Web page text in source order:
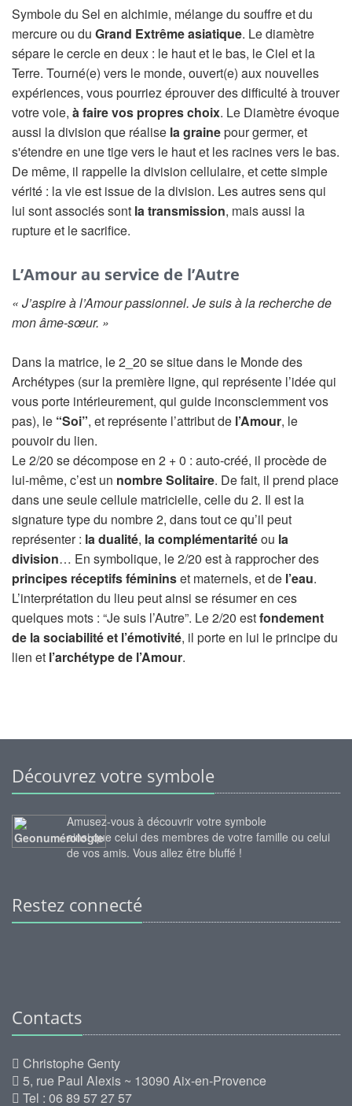
Symbole du Sel en alchimie, mélange du souffre et du
mercure ou du Grand Extrême asiatique. Le diamètre
sépare le cercle en deux : le haut et le bas, le Ciel et la
Terre. Tourné(e) vers le monde, ouvert(e) aux nouvelles
expériences, vous pourriez éprouver des difficulté à trouver
votre voie, à faire vos propres choix. Le Diamètre évoque
aussi la division que réalise la grainepour germer, et
s'étendre en une tige vers le haut et les racines vers le bas.
De même, il rappelle la division cellulaire, et cette simple
vérité : la vie est issue de la division. Les autres sens qui
lui sont associés sont la transmission, mais aussi la
rupture et le sacrifice.
L’Amour au service de l’Autre
« J’aspire à l’Amour passionnel. Je suis à la recherche de
mon âme-sœur. »
Dans la matrice, le 2_20 se situe dans le Monde des
Archétypes (sur la première ligne, qui représente l’idée qui
vous porte intérieurement, qui guide inconsciemment vos
pas), le “Soi”, et représente l’attribut de l’Amour, le
pouvoir du lien.
Le 2/20 se décompose en 2 + 0 : auto-créé, il procède de
lui-même, c’est un nombre Solitaire. De fait, il prend place
dans une seule cellule matricielle, celle du 2. Il est la
signature type du nombre 2, dans tout ce qu’il peut
représenter : la dualité, la complémentaritéou la
division… En symbolique, le 2/20 est à rapprocher des
principes réceptifs fémininset maternels, et de l’eau.
L’interprétation du lieu peut ainsi se résumer en ces
quelques mots : “Je suis l’Autre”. Le 2/20 estfondement
de la sociabilité et l’émotivité, il porte en lui le principe du
lien et l’archétype de l’Amour.
Découvrez votre symbole
Amusez-vous à découvrir votre symbole
ainsi que celui des membres de votre famille ou celui
de vos amis. Vous allez être bluffé !
Restez connecté
Contacts
Christophe Genty
5, rue Paul Alexis ~ 13090 Aix-en-Provence
Tel : 06 89 57 27 57